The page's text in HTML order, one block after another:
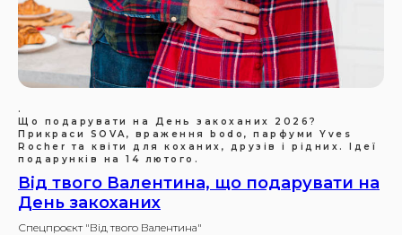
.
Що подарувати на День закоханих 2026?
Прикраси SOVA, враження bodo, парфуми Yves
Rocher та квіти для коханих, друзів і рідних. Ідеї
подарунків на 14 лютого.
Від твого Валентина, що подарувати на
День закоханих
Спецпроєкт "Від твого Валентина"